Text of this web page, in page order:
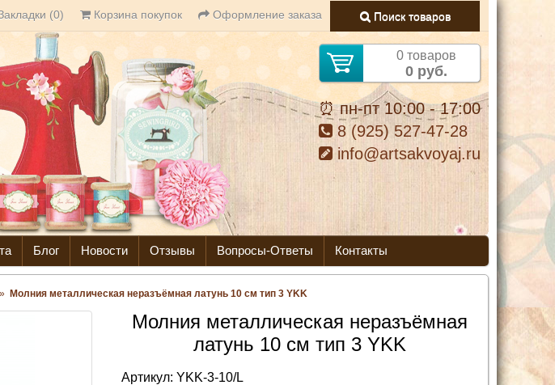
(0) Корзина покупок Оформление заказа Поиск товаров
0 товаров
0 руб.
⏰ пн-пт 10:00 - 17:00
8 (925) 527-47-28
info@artsakvoyaj.ru
Блог Новости Отзывы Вопросы-Ответы Контакты
» Молния металлическая неразъёмная латунь 10 см тип 3 YKK
Молния металлическая неразъёмная
латунь 10 см тип 3 YKK
Артикул:YKK-3-10/L